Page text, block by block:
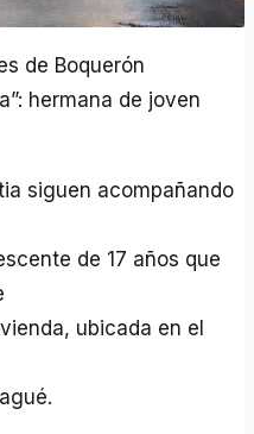
de Boquerón
hermana de joven
siguen acompañando
de 17 años que
ubicada en el